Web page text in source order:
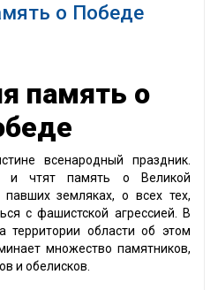
о Победе
память о
всенародный праздник.
и чтят память о Великой
земляках, о всех тех,
с фашистской агрессией. В
территории области об этом
множество памятников,
и обелисков.